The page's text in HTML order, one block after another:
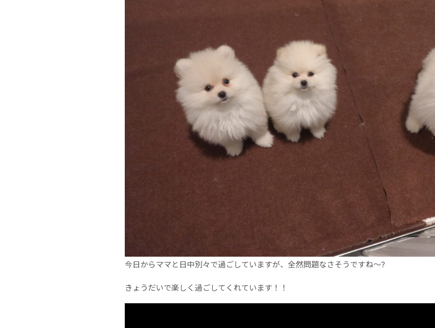
今日からママと日中別々で過ごしていますが、全然問題なさそうですね～?
きょうだいで楽しく過ごしてくれています！！